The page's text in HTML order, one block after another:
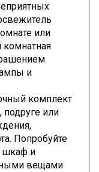
или
и
комплект
или
Попробуйте
шкаф и
вещами